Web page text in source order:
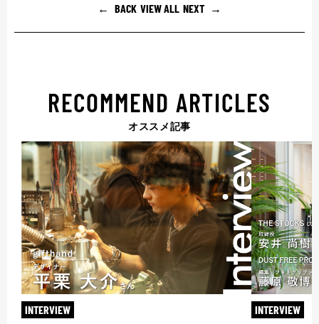
BACK VIEW ALL NEXT
RECOMMEND ARTICLES
オススメ記事
INTERVIEW
INTERVIEW